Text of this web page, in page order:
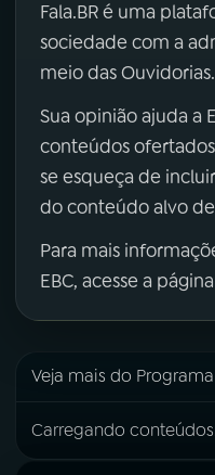
Fala.BR é uma
sociedade com a
meio das Ouvidorias.
Sua opinião ajuda a
conteúdos
se esqueça de
do conteúdo alvo
Para mais
EBC, acesse a
Veja mais do Programa
Carregando